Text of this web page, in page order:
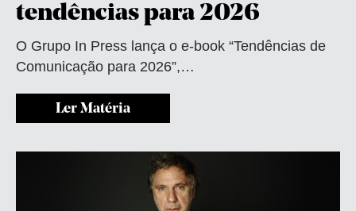
tendências para 2026
O Grupo In Press lança o e-book “Tendências de
Comunicação para 2026”,…
Ler Matéria